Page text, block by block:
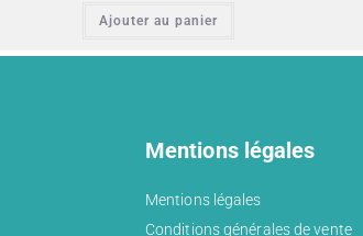
Ajouter au panier
Mentions légales
Mentions légales
Conditions générales de vente